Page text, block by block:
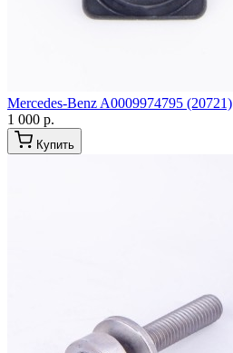
Mercedes-Benz A0009974795 (20721)
1 000 р.
Купить